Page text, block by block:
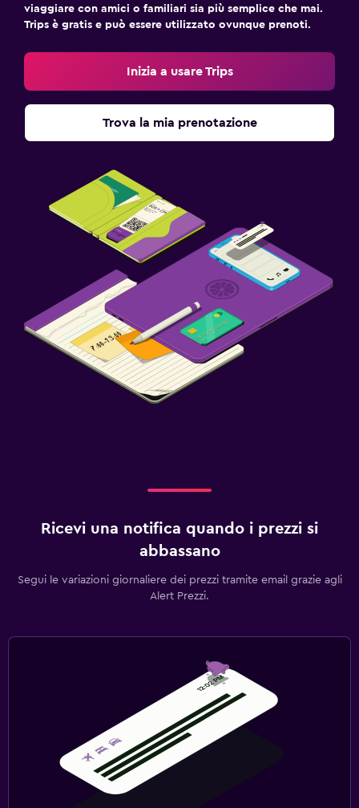
viaggiare con amici o familiari sia più semplice che mai.
Trips è gratis e può essere utilizzato ovunque prenoti.
Inizia a usare Trips
Trova la mia prenotazione
Ricevi una notifica quando i prezzi si
abbassano
Segui le variazioni giornaliere dei prezzi tramite email grazie agli
Alert Prezzi.